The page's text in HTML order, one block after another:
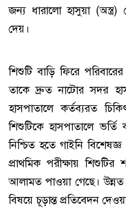
জন্য ধারালো হাসুয়া (অস্ত্র)
দেয়।
শিশুটি বাড়ি ফিরে
তাকে দ্রুত নাটোর সদর
হাসপাতালে কর্তব্যরত
শিশুটিকে হাসপাতালে
নিশ্চিত হতে গাইনি
প্রাথমিক পরীক্ষায়
আলামত পাওয়া গেছে। উন্নত
বিষয়ে চূড়ান্ত প্রতিবেদন